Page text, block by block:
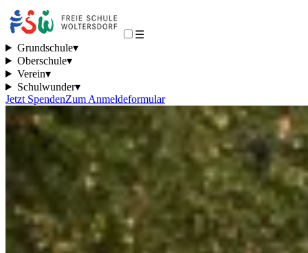
☰
Grundschule▾
Oberschule▾
Verein▾
Schulwunder▾
Jetzt SpendenZum Anmeldeformular